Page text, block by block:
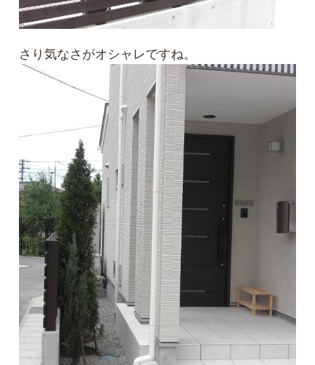
さり気なさがオシャレですね。